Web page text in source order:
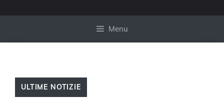
Menu
ULTIME NOTIZIE